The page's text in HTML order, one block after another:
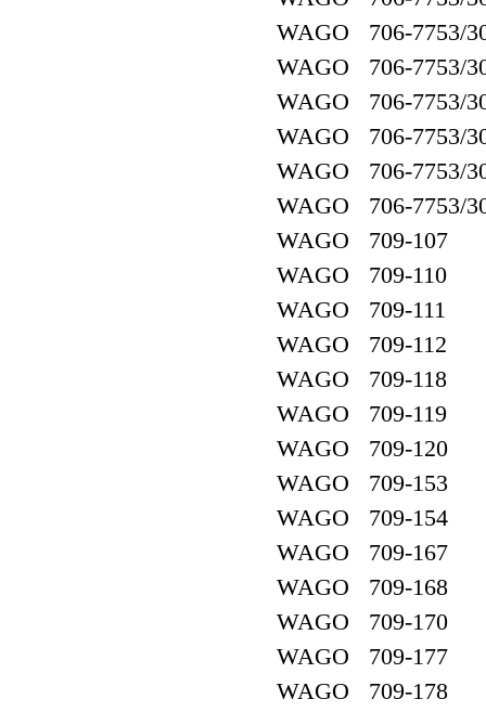
WAGO 706-7753/
WAGO 706-7753/
WAGO 706-7753/
WAGO 706-7753/
WAGO 706-7753/
WAGO 706-7753/
WAGO 709-107
WAGO 709-110
WAGO 709-111
WAGO 709-112
WAGO 709-118
WAGO 709-119
WAGO 709-120
WAGO 709-153
WAGO 709-154
WAGO 709-167
WAGO 709-168
WAGO 709-170
WAGO 709-177
WAGO 709-178